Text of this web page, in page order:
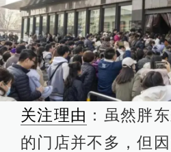
关注理由 ：虽然胖
的门店并不多，但